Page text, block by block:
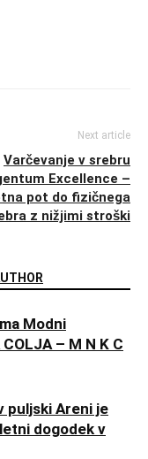
Next article
Varčevanje v srebru
Excellence –
pot do fizičnega
z nižjimi stroški
Modni
– M N K C
puljski Areni je
dogodek v